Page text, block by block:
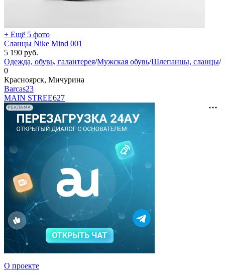
+ Ещё 5 фото
Сланцы Nike Mind 001
5 190 руб.
Одежда, обувь, галантерея/Мужская обувь/Шлепанцы, сланцы/
0
Красноярск, Мичурина
Barcas23
MAIN STREE627
РЕКЛАМА
О проекте